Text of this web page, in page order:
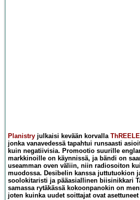
Planistry julkaisi kevään korvalla
jonka vanavedessä tapahtui runsaasti
kuin negatiivisia. Promootio suurille
markkinoille on käynnissä, ja bändi on
useamman oven väliin, niin radiosoiton
muodossa. Desibelin kanssa juttutuokion
soolokitaristi ja pääasiallinen biisinikkari
samassa rytäkässä kokoonpanokin on
joten kuinka uudet soittajat ovat